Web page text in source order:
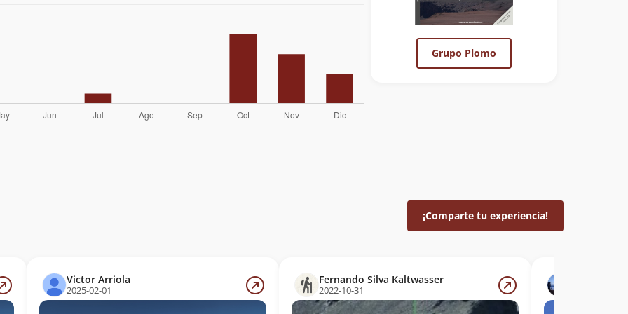
Grupo Plomo
¡Comparte tu experiencia!
Victor Arriola
2025-02-01
Fernando Silva Kaltwasser
2022-10-31